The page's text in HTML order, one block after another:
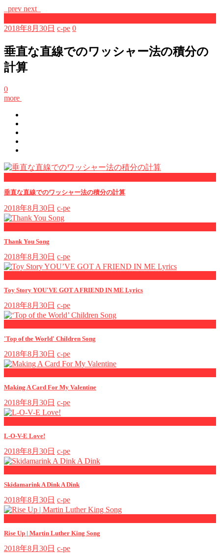
prev next
2018年8月30日 c-pe 0
垂直な直線でのワッシャー法の積分の
計算
0
more
垂直な直線でのワッシャー法の積分の計算
2018年8月30日 c-pe
Thank You Song
2018年8月30日 c-pe
Toy Story YOU'VE GOT A FRIEND IN ME Lyrics
2018年8月30日 c-pe
'Top of the World' Children Song
2018年8月30日 c-pe
Making A Card For My Valentine
2018年8月30日 c-pe
L-O-V-E Love!
2018年8月30日 c-pe
Skidamarink A Dink A Dink
2018年8月30日 c-pe
Rise Up | Martin Luther King Song
2018年8月30日 c-pe